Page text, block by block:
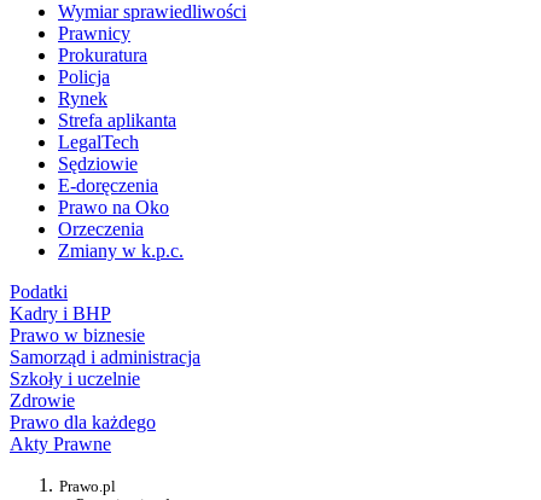
Wymiar sprawiedliwości
Prawnicy
Prokuratura
Policja
Rynek
Strefa aplikanta
LegalTech
Sędziowie
E-doręczenia
Prawo na Oko
Orzeczenia
Zmiany w k.p.c.
Podatki
Kadry i BHP
Prawo w biznesie
Samorząd i administracja
Szkoły i uczelnie
Zdrowie
Prawo dla każdego
Akty Prawne
Prawo.pl